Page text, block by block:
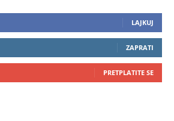
LAJKUJ
ZAPRATI
PRETPLATITE SE